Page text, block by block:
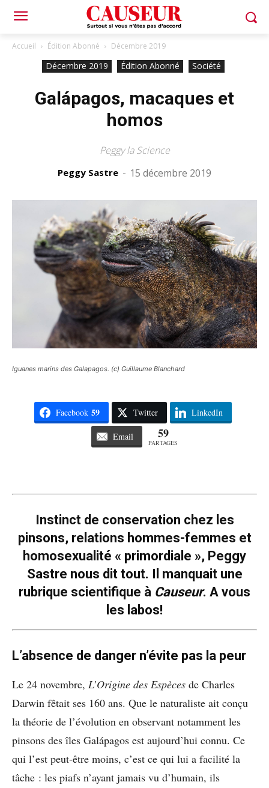
Accueil Édition Abonné Décembre 2019
Décembre 2019 Édition Abonné Société
Galápagos, macaques et
homos
Peggy la Science
Peggy Sastre - 15 décembre 2019
Iguanes marins des Galapagos. (c) Guillaume Blanchard
Facebook 59 Twitter LinkedIn
Email 59
PARTAGES
Instinct de conservation chez les
pinsons, relations hommes-femmes et
homosexualité « primordiale », Peggy
Sastre nous dit tout. Il manquait une
rubrique scientifique à Causeur. A vous
les labos!
L’absence de danger n’évite pas la peur
Le 24 novembre, L’Origine des Espèces de Charles
Darwin fêtait ses 160 ans. Que le naturaliste ait conçu
la théorie de l’évolution en observant notamment les
pinsons des îles Galápagos est aujourd’hui connu. Ce
qui l’est peut-être moins, c’est ce qui lui a facilité la
tâche : les piafs n’ayant jamais vu d’humain, ils